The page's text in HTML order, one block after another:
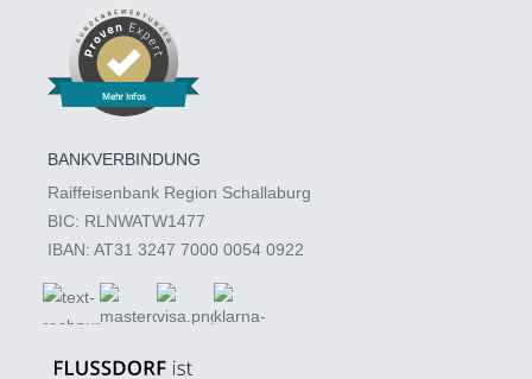
Mehr Infos
BANKVERBINDUNG
Raiffeisenbank Region Schallaburg
BIC: RLNWATW1477
IBAN: AT31 3247 7000 0054 0922